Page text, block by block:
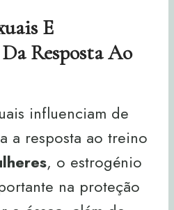
E
Resposta Ao
influenciam de
a resposta ao treino
, o estrogénio
na proteção